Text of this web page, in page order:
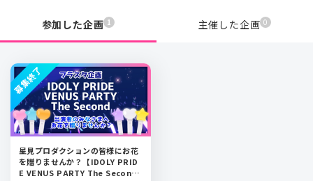
参加した企画 1 主催した企画 0
星見プロダクションの皆様にお花
を贈りませんか？【IDOLY PRID
E VENUS PARTY The Secon
募集終了